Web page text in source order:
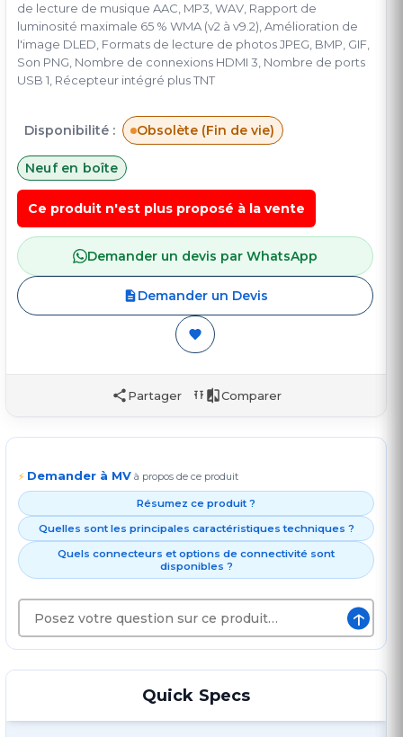
de lecture de musique AAC, MP3, WAV, Rapport de
luminosité maximale 65 % WMA (v2 à v9.2), Amélioration de
l'image DLED, Formats de lecture de photos JPEG, BMP, GIF,
Son PNG, Nombre de connexions HDMI 3, Nombre de ports
USB 1, Récepteur intégré plus TNT
Disponibilité : Obsolète (Fin de vie)
Neuf en boîte
Ce produit n'est plus proposé à la vente
Demander un devis par WhatsApp
Demander un Devis
Partager Comparer
⚡ Demander à MV à propos de ce produit
Résumez ce produit ?
Quelles sont les principales caractéristiques techniques ?
Quels connecteurs et options de connectivité sont
disponibles ?
↑
Quick Specs